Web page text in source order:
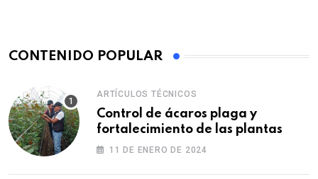
CONTENIDO POPULAR
ARTÍCULOS TÉCNICOS
Control de ácaros plaga y
fortalecimiento de las plantas
11 DE ENERO DE 2024